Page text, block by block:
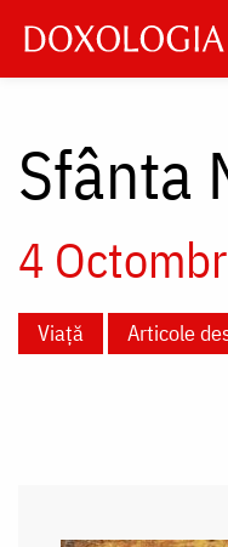
main
Sfânta
4
Viață Articole